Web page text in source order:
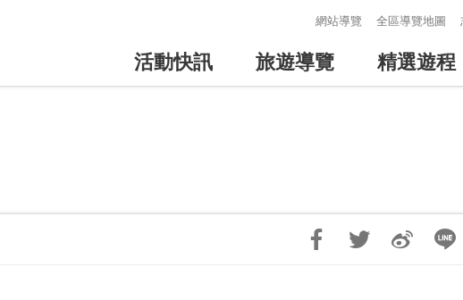
網站導覽 全區導覽地圖
活動快訊 旅遊導覽 精選遊程